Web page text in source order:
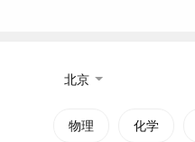
北京
物理 化学